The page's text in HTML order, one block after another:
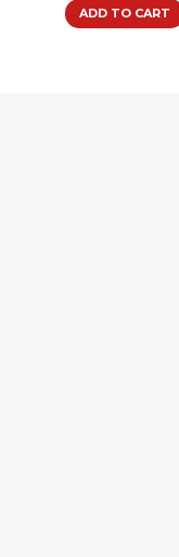
was:
is:
ADD TO CART